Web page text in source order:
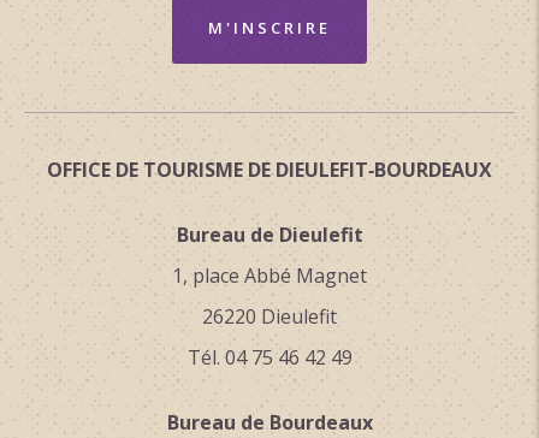
M'INSCRIRE
OFFICE DE TOURISME DE DIEULEFIT‑BOURDEAUX
Bureau de Dieulefit
1, place Abbé Magnet
26220 Dieulefit
Tél. 04 75 46 42 49
Bureau de Bourdeaux